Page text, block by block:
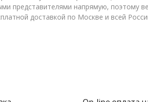
представителями напрямую, поэтому
доставкой по Москве и всей